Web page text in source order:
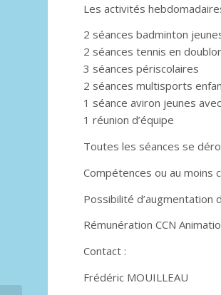
Les activités
2 séances badminton
2 séances tennis en
3 séances périscolaires
2 séances multisports
1 séance aviron jeunes
1 réunion d’équipe
Toutes les séances se
Compétences ou au moins
Possibilité d’augmentation
Rémunération CCN
Contact :
Frédéric MOUILLEAU